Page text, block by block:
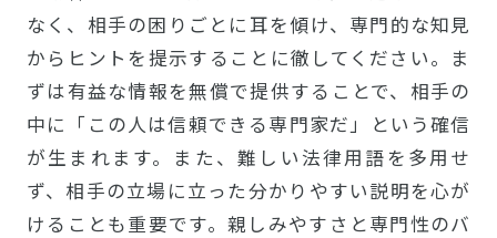
なく、相手の困りごとに耳を傾け、専門的な知見
からヒントを提示することに徹してください。ま
ずは有益な情報を無償で提供することで、相手の
中に「この人は信頼できる専門家だ」という確信
が生まれます。また、難しい法律用語を多用せ
ず、相手の立場に立った分かりやすい説明を心が
けることも重要です。親しみやすさと専門性のバ